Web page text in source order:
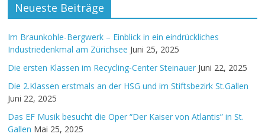
Neueste Beiträge
Im Braunkohle-Bergwerk – Einblick in ein eindrückliches
Industriedenkmal am Zürichsee Juni 25, 2025
Die ersten Klassen im Recycling-Center Steinauer Juni 22, 2025
Die 2.Klassen erstmals an der HSG und im Stiftsbezirk St.Gallen
Juni 22, 2025
Das EF Musik besucht die Oper “Der Kaiser von Atlantis” in St.
Gallen Mai 25, 2025